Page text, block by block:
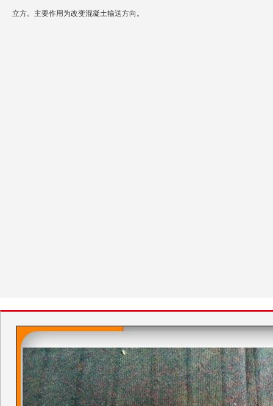
立方。主要作用为改变混凝土输送方向。